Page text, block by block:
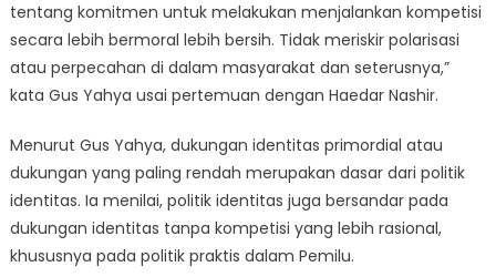
tentang komitmen untuk melakukan menjalankan kompetisi
secara lebih bermoral lebih bersih. Tidak meriskir polarisasi
atau perpecahan di dalam masyarakat dan seterusnya,”
kata Gus Yahya usai pertemuan dengan Haedar Nashir.
Menurut Gus Yahya, dukungan identitas primordial atau
dukungan yang paling rendah merupakan dasar dari politik
identitas. Ia menilai, politik identitas juga bersandar pada
dukungan identitas tanpa kompetisi yang lebih rasional,
khususnya pada politik praktis dalam Pemilu.